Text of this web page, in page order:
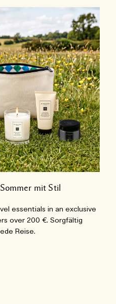
mit Stil
essentials in an exclusive
over 200 €. Sorgfältig
Reise.